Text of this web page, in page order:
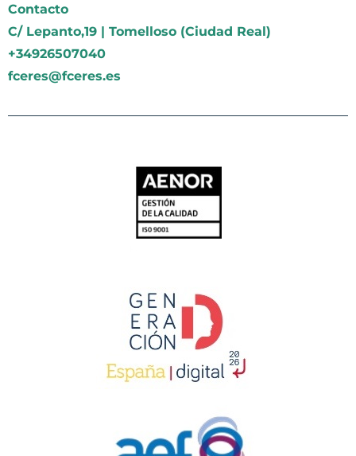
Contacto
C/ Lepanto,19 | Tomelloso (Ciudad Real)
+34926507040
fceres@fceres.es